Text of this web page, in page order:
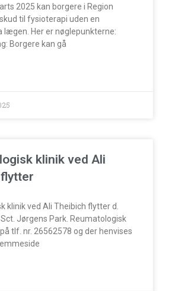
2025 kan borgere i Region
til fysioterapi uden en
lægen. Her er nøglepunkterne:
Borgere kan gå
klinik ved Ali
klinik ved Ali Theibich flytter d.
Jørgens Park. Reumatologisk
tlf. nr. 26562578 og der henvises